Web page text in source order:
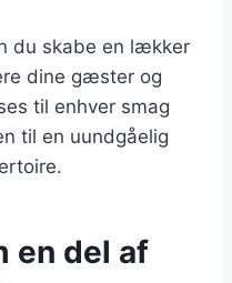
du skabe en lækker
dine gæster og
til enhver smag
til en uundgåelig
en del af